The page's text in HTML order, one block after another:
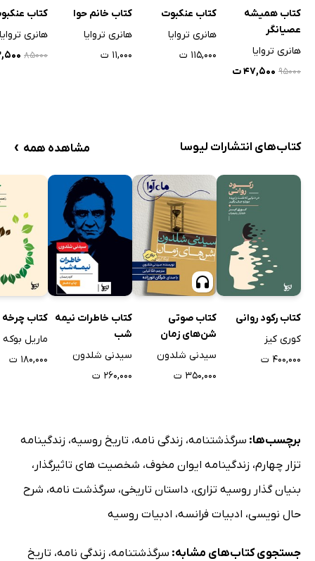
کتاب همیشه
عصیانگر
هانری تروایا
۹۵۰۰۰ ۴۷,۵۰۰ ت
کتاب عنکبوت
هانری تروایا
۱۱۵,۰۰۰ ت
کتاب خانم حوا
هانری تروایا
۱۱,۰۰۰ ت
کتاب
هانری تروایا
۸۵۰۰۰
کتاب‌های انتشارات لیوسا مشاهده همه ›
کتاب رکود روانی
کوری کیز
۴۰۰,۰۰۰ ت
کتاب صوتی
شن‌های زمان
سیدنی شلدون
۳۵۰,۰۰۰ ت
کتاب خاطرات نیمه
شب
سیدنی شلدون
۲۶۰,۰۰۰ ت
کتاب چرخه
ماریل بوکه
۱۸۰,۰۰۰ ت
برچسب‌ها: سرگذشتنامه، زندگی نامه، تاریخ روسیه، زندگینامه
تزار چهارم، زندگینامه ایوان مخوف، شخصیت های تاثیرگذار ،
بنیان گذار روسیه تزاری، داستان تاریخی، سرگذشت نامه، شرح
حال نویسی، ادبیات فرانسه، ادبیات روسیه
جستجوی کتاب‌های مشابه: سرگذشتنامه، زندگی نامه، تاریخ